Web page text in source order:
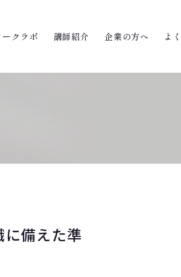
ークラボ 講師紹介 企業の方へ よ
備えた準